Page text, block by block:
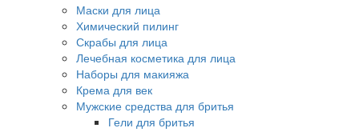
Маски для лица
Химический пилинг
Скрабы для лица
Лечебная косметика для лица
Наборы для макияжа
Крема для век
Мужские средства для бритья
Гели для бритья